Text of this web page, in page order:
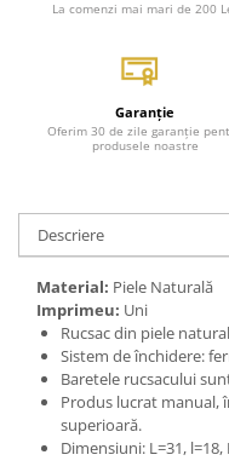
La comenzi mai mari de 200
Garanție
Oferim 30 de zile garanție
produsele noastre
Descriere
Material: Piele Naturală
Imprimeu: Uni
Rucsac din piele
Sistem de închidere:
Baretele rucsacului
Produs lucrat manual,
superioară.
Dimensiuni: L=31, l=18,